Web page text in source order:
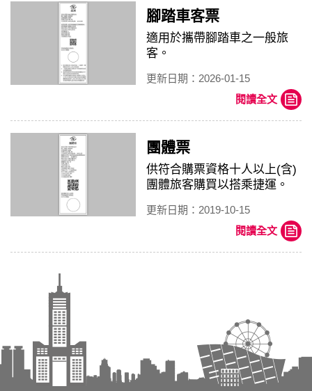
腳踏車客票
適用於攜帶腳踏車之一般旅
客。
更新日期：2026-01-15
閱讀全文
團體票
供符合購票資格十人以上(含)
團體旅客購買以搭乘捷運。
更新日期：2019-10-15
閱讀全文